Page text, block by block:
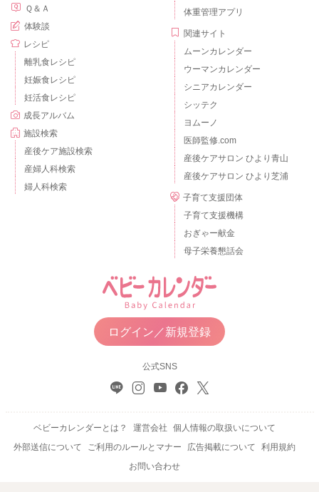
Ｑ＆Ａ
体験談
レシピ
離乳食レシピ
妊娠食レシピ
妊活食レシピ
成長アルバム
施設検索
産後ケア施設検索
産婦人科検索
婦人科検索
体重管理アプリ
関連サイト
ムーンカレンダー
ウーマンカレンダー
シニアカレンダー
シッテク
ヨムーノ
医師監修.com
産後ケアサロン ひより青山
産後ケアサロン ひより芝浦
子育て支援団体
子育て支援機構
おぎゃー献金
母子栄養懇話会
ログイン／新規登録
公式SNS
ベビーカレンダーとは？ 運営会社
個人情報の取扱いについて
外部送信について
ご利用のルールとマナー 広告掲載について
利用規約
お問い合わせ